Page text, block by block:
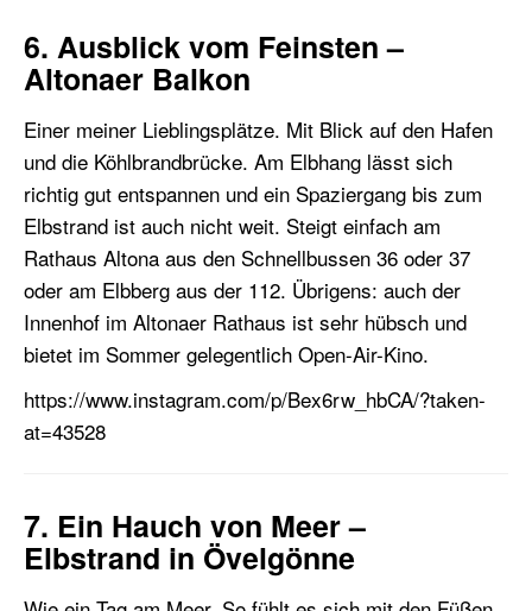
6. Ausblick vom Feinsten –
Altonaer Balkon
Einer meiner Lieblingsplätze. Mit Blick auf den Hafen
und die Köhlbrandbrücke. Am Elbhang lässt sich
richtig gut entspannen und ein Spaziergang bis zum
Elbstrand ist auch nicht weit. Steigt einfach am
Rathaus Altona aus den Schnellbussen 36 oder 37
oder am Elbberg aus der 112. Übrigens: auch der
Innenhof im Altonaer Rathaus ist sehr hübsch und
bietet im Sommer gelegentlich Open-Air-Kino.
https://www.instagram.com/p/Bex6rw_hbCA/?taken-
at=43528
7. Ein Hauch von Meer –
Elbstrand in Övelgönne